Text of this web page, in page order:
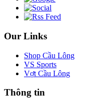
Our Links
Shop Cầu Lông
VS Sports
Vợt Cầu Lông
Thông tin